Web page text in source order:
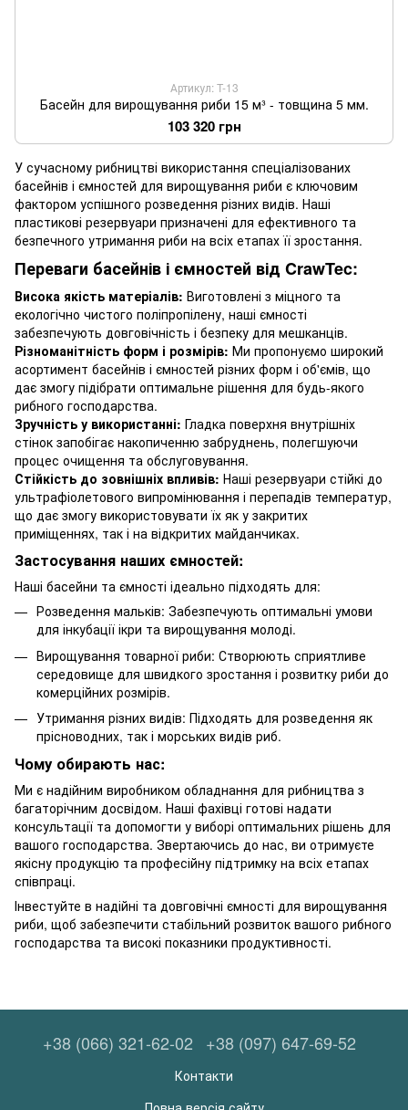
Артикул: T-13
Басейн для вирощування риби 15 м³ - товщина 5 мм.
103 320 грн
У сучасному рибництві використання спеціалізованих
басейнів і ємностей для вирощування риби є ключовим
фактором успішного розведення різних видів. Наші
пластикові резервуари призначені для ефективного та
безпечного утримання риби на всіх етапах її зростання.
Переваги басейнів і ємностей від CrawTec:
Висока якість матеріалів: Виготовлені з міцного та
екологічно чистого поліпропілену, наші ємності
забезпечують довговічність і безпеку для мешканців.
Різноманітність форм і розмірів: Ми пропонуємо широкий
асортимент басейнів і ємностей різних форм і об'ємів, що
дає змогу підібрати оптимальне рішення для будь-якого
рибного господарства.
Зручність у використанні: Гладка поверхня внутрішніх
стінок запобігає накопиченню забруднень, полегшуючи
процес очищення та обслуговування.
Стійкість до зовнішніх впливів: Наші резервуари стійкі до
ультрафіолетового випромінювання і перепадів температур,
що дає змогу використовувати їх як у закритих
приміщеннях, так і на відкритих майданчиках.
Застосування наших ємностей:
Наші басейни та ємності ідеально підходять для:
Розведення мальків: Забезпечують оптимальні умови
для інкубації ікри та вирощування молоді.
Вирощування товарної риби: Створюють сприятливе
середовище для швидкого зростання і розвитку риби до
комерційних розмірів.
Утримання різних видів: Підходять для розведення як
прісноводних, так і морських видів риб.
Чому обирають нас:
Ми є надійним виробником обладнання для рибництва з
багаторічним досвідом. Наші фахівці готові надати
консультації та допомогти у виборі оптимальних рішень для
вашого господарства. Звертаючись до нас, ви отримуєте
якісну продукцію та професійну підтримку на всіх етапах
співпраці.
Інвестуйте в надійні та довговічні ємності для вирощування
риби, щоб забезпечити стабільний розвиток вашого рибного
господарства та високі показники продуктивності.
+38 (066) 321-62-02 +38 (097) 647-69-52
Контакти